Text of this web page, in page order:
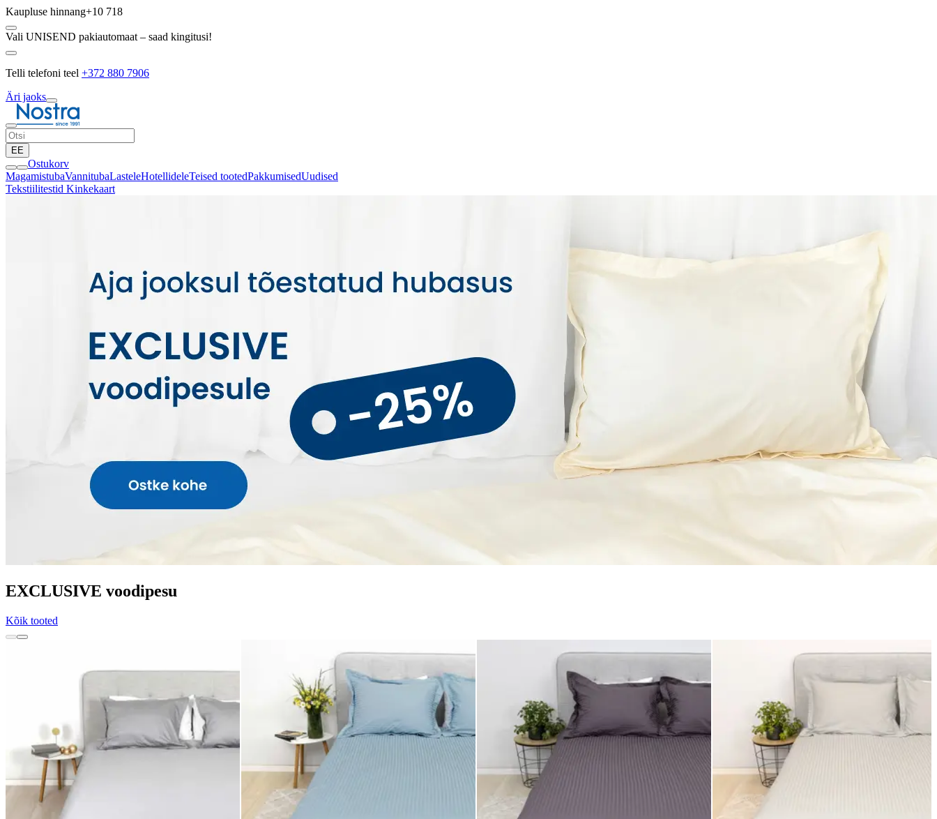
Kaupluse hinnang+10 718
Vali UNISEND pakiautomaat – saad kingitusi!
Telli telefoni teel +372 880 7906
Äri jaoks
EE
Ostukorv
MagamistubaVannitubaLasteleHotellideleTeised tootedPakkumisedUudised
Tekstiilitestid Kinkekaart
EXCLUSIVE voodipesu
Kõik tooted